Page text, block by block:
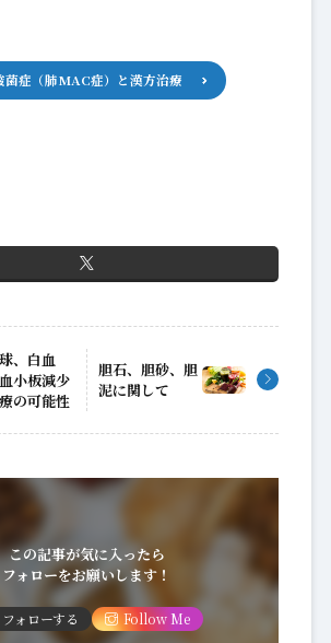
菌症（肺MAC症）と漢方治療
、白血
小板減少
の可能性
胆石、胆砂、胆
泥に関して
この記事が気に入ったら
フォローをお願いします！
フォローする Follow Me